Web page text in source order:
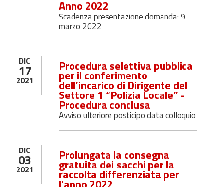
Anno 2022
Scadenza presentazione domanda: 9
marzo 2022
DIC
17
2021
Procedura selettiva pubblica
per il conferimento
dell’incarico di Dirigente del
Settore 1 “Polizia Locale” -
Procedura conclusa
Avviso ulteriore posticipo data colloquio
DIC
03
2021
Prolungata la consegna
gratuita dei sacchi per la
raccolta differenziata per